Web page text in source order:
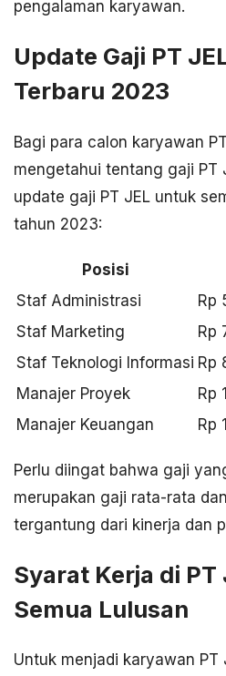
pengalaman karyawan.
Update Gaji PT
Terbaru 2023
Bagi para calon karyawan
mengetahui tentang gaji PT
update gaji PT JEL untuk
tahun 2023:
Posisi
Staf Administrasi
Rp
Staf Marketing
Rp
Staf Teknologi Informasi Rp
Manajer Proyek
Rp
Manajer Keuangan
Rp
Perlu diingat bahwa gaji
merupakan gaji rata-rata
tergantung dari kinerja dan
Syarat Kerja di PT
Semua Lulusan
Untuk menjadi karyawan PT